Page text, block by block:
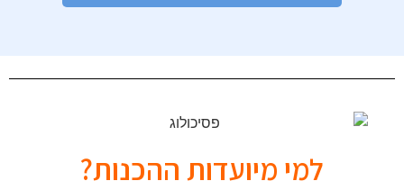
למי מיועדות ההכנות?